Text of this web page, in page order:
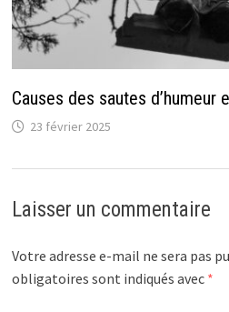
Causes des sautes
23 février 2025
Laisser un commentaire
Votre adresse e-mail ne sera pas
obligatoires sont indiqués avec *